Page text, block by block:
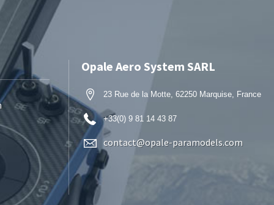
Opale Aero System SARL
23 Rue de la Motte, 62250 Marquise, France
+33(0) 9 81 14 43 87
contact@opale-paramodels.com